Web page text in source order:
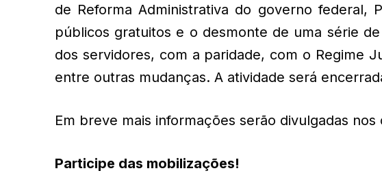
de Reforma Administrativa do governo federal,
públicos gratuitos e o desmonte de uma série
dos servidores, com a paridade, com o Regime
entre outras mudanças. A atividade será
Em breve mais informações serão divulgadas nos
Participe das mobilizações!